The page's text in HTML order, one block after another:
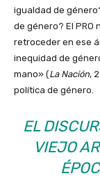
igualdad de
de género? El PRO
retroceder en ese
inequidad de
mano» (La Nación,
política de género.
EL
VIEJO